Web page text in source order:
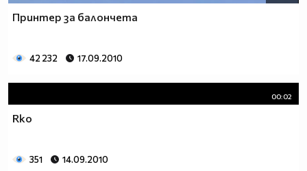
Принтер за балончета
42 232 17.09.2010
00:02
Rko
351 14.09.2010